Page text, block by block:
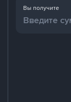
Вы получите